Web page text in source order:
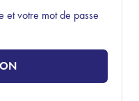
et votre mot de passe